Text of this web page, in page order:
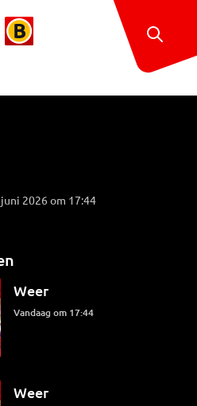
2026 om 17:44
Weer
Vandaag om 17:44
Weer